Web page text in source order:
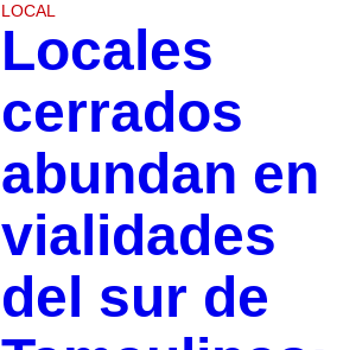
LOCAL
Locales
cerrados
abundan en
vialidades
del sur de